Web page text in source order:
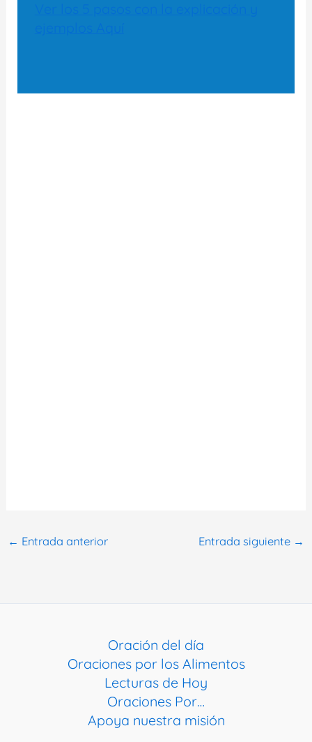
← Entrada anterior Entrada siguiente →
Oración del día
Oraciones por los Alimentos
Lecturas de Hoy
Oraciones Por…
Apoya nuestra misión